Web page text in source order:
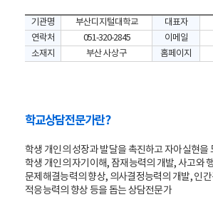
기관명 부산디지털대학교 대표자
연락처
051-320-2845 이메일
소재지
부산 사상구 홈페이지
학교상담전문가란?
학생 개인의 성장과 발달을 촉진하고 자아실현을
학생 개인의 자기이해, 잠재능력의 개발, 사고와
문제해결능력의 향상, 의사결정능력의 개발, 인
적응능력의 향상 등을 돕는 상담전문가